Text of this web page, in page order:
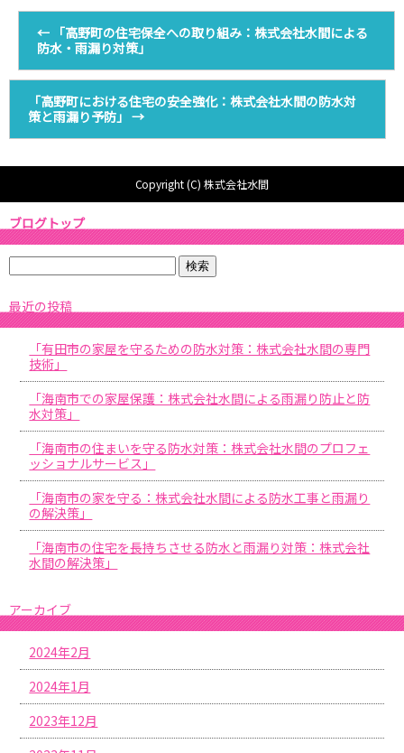
← 「高野町の住宅保全への取り組み：株式会社水間による
防水・雨漏り対策」
「高野町における住宅の安全強化：株式会社水間の防水対
策と雨漏り予防」 →
Copyright (C) 株式会社水間
ブログトップ
最近の投稿
「有田市の家屋を守るための防水対策：株式会社水間の専門
技術」
「海南市での家屋保護：株式会社水間による雨漏り防止と防
水対策」
「海南市の住まいを守る防水対策：株式会社水間のプロフェ
ッショナルサービス」
「海南市の家を守る：株式会社水間による防水工事と雨漏り
の解決策」
「海南市の住宅を長持ちさせる防水と雨漏り対策：株式会社
水間の解決策」
アーカイブ
2024年2月
2024年1月
2023年12月